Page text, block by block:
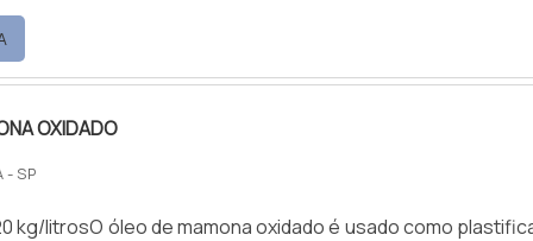
AO UTILIZAR O MATERIALA tinta de isolação
na decoração ou na pintura industrial, sendo capaz
de radiação solar, o que reduz a temperatura dos
OXIDADO
- SP
kg/litrosO óleo de mamona oxidado é usado como